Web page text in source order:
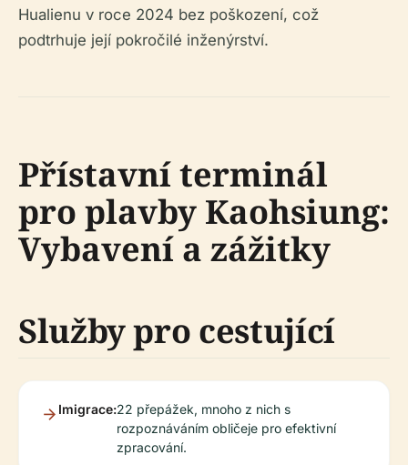
Hualienu v roce 2024 bez poškození, což
podtrhuje její pokročilé inženýrství.
Přístavní terminál
pro plavby Kaohsiung:
Vybavení a zážitky
Služby pro cestující
Imigrace:22 přepážek, mnoho z nich s
rozpoznáváním obličeje pro efektivní
zpracování.